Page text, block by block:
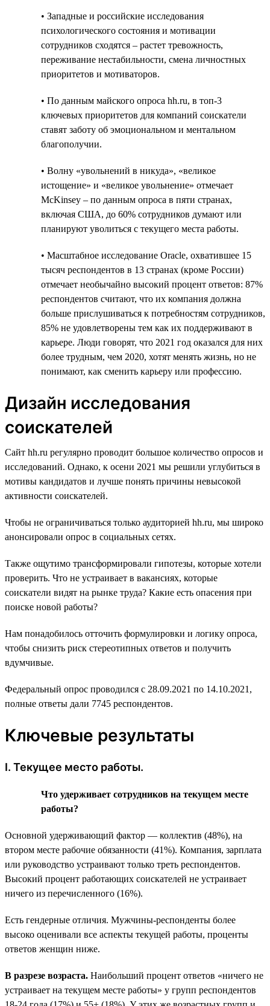
• Западные и российские исследования
психологического состояния и мотивации
сотрудников сходятся – растет тревожность,
переживание нестабильности, смена личностных
приоритетов и мотиваторов.
• По данным майского опроса hh.ru, в топ-3
ключевых приоритетов для компаний соискатели
ставят заботу об эмоциональном и ментальном
благополучии.
• Волну «увольнений в никуда», «великое
истощение» и «великое увольнение» отмечает
McKinsey – по данным опроса в пяти странах,
включая США, до 60% сотрудников думают или
планируют уволиться с текущего места работы.
• Масштабное исследование Oracle, охватившее 15
тысяч респондентов в 13 странах (кроме России)
отмечает необычайно высокий процент ответов: 87%
респондентов считают, что их компания должна
больше прислушиваться к потребностям сотрудников,
85% не удовлетворены тем как их поддерживают в
карьере. Люди говорят, что 2021 год оказался для них
более трудным, чем 2020, хотят менять жизнь, но не
понимают, как сменить карьеру или профессию.
Дизайн исследования
соискателей
Сайт hh.ru регулярно проводит большое количество опросов и
исследований. Однако, к осени 2021 мы решили углубиться в
мотивы кандидатов и лучше понять причины невысокой
активности соискателей.
Чтобы не ограничиваться только аудиторией hh.ru, мы широко
анонсировали опрос в социальных сетях.
Также ощутимо трансформировали гипотезы, которые хотели
проверить. Что не устраивает в вакансиях, которые
соискатели видят на рынке труда? Какие есть опасения при
поиске новой работы?
Нам понадобилось отточить формулировки и логику опроса,
чтобы снизить риск стереотипных ответов и получить
вдумчивые.
Федеральный опрос проводился с 28.09.2021 по 14.10.2021,
полные ответы дали 7745 респондентов.
Ключевые результаты
I. Текущее место работы.
Что удерживает сотрудников на текущем месте
работы?
Основной удерживающий фактор — коллектив (48%), на
втором месте рабочие обязанности (41%). Компания, зарплата
или руководство устраивают только треть респондентов.
Высокий процент работающих соискателей не устраивает
ничего из перечисленного (16%).
Есть гендерные отличия. Мужчины-респонденты более
высоко оценивали все аспекты текущей работы, проценты
ответов женщин ниже.
В разрезе возраста. Наибольший процент ответов «ничего не
устраивает на текущем месте работы» у групп респондентов